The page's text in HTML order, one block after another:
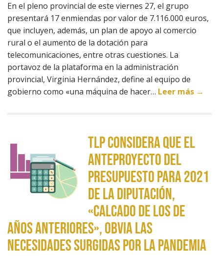
En el pleno provincial de este viernes 27, el grupo
presentará 17 enmiendas por valor de 7.116.000 euros,
que incluyen, además, un plan de apoyo al comercio
rural o el aumento de la dotación para
telecomunicaciones, entre otras cuestiones. La
portavoz de la plataforma en la administración
provincial, Virginia Hernández, define al equipo de
gobierno como «una máquina de hacer… Leer más →
TLP considera que el
anteproyecto del
presupuesto para 2021
de la Diputación,
«calcado de los de
años anteriores», obvia las
necesidades surgidas por la pandemia